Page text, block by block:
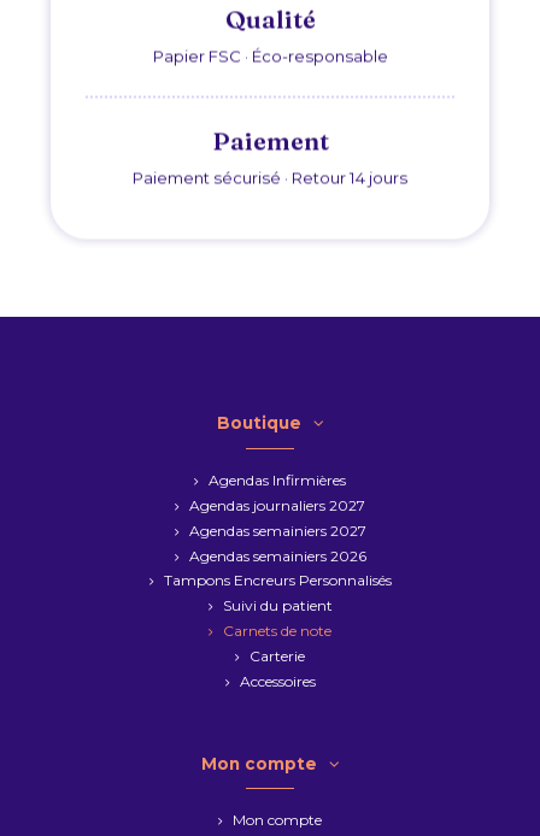
Qualité
Papier FSC · Éco-responsable
Paiement
Paiement sécurisé · Retour 14 jours
Boutique
Agendas Infirmières
Agendas journaliers 2027
Agendas semainiers 2027
Agendas semainiers 2026
Tampons Encreurs Personnalisés
Suivi du patient
Carnets de note
Carterie
Accessoires
Mon compte
Mon compte